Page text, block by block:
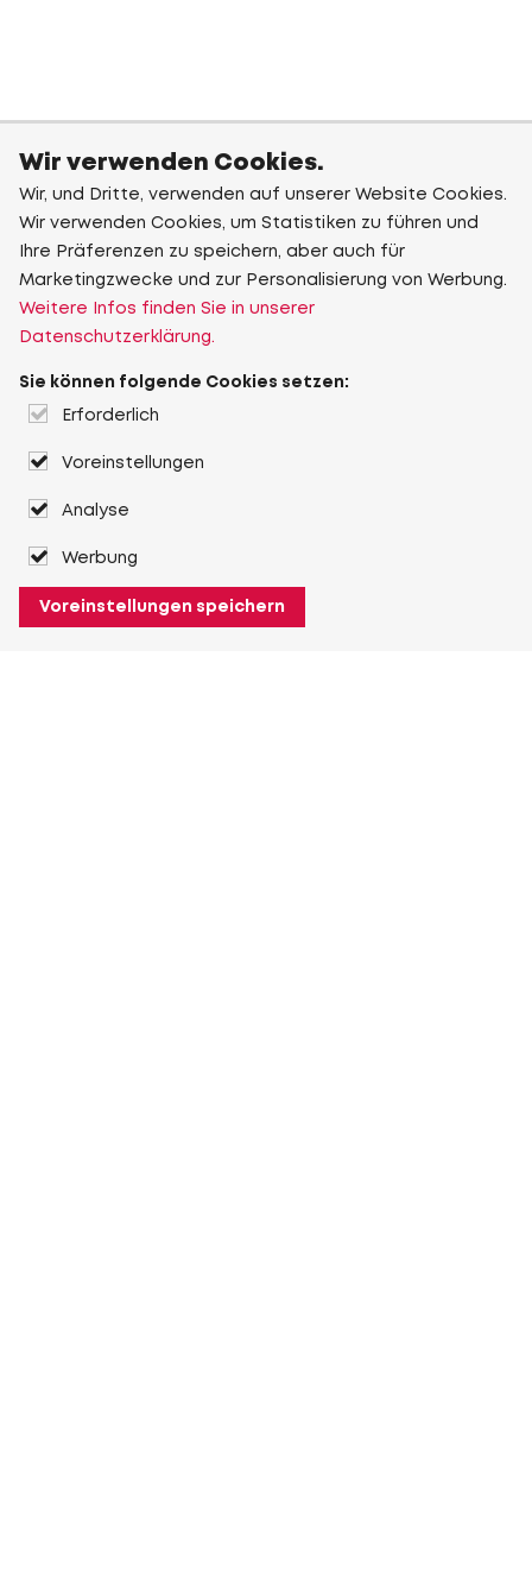
Wir verwenden Cookies.
Wir, und Dritte, verwenden auf unserer Website Cookies.
Wir verwenden Cookies, um Statistiken zu führen und
Ihre Präferenzen zu speichern, aber auch für
Marketingzwecke und zur Personalisierung von Werbung.
Weitere Infos finden Sie in unserer
Datenschutzerklärung.
Sie können folgende Cookies setzen:
Erforderlich
Voreinstellungen
Analyse
Werbung
Voreinstellungen speichern